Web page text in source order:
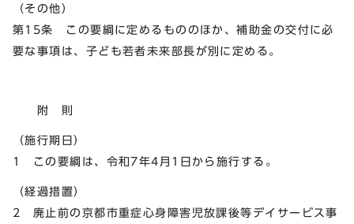
（その他）
第15条 この要綱に定めるもののほか、補助金の交付に必
要な事項は、子ども若者未来部長が別に定める。
附 則
（施行期日）
1 この要綱は、令和7年4月1日から施行する。
（経過措置）
2 廃止前の京都市重症心身障害児放課後等デイサービス事